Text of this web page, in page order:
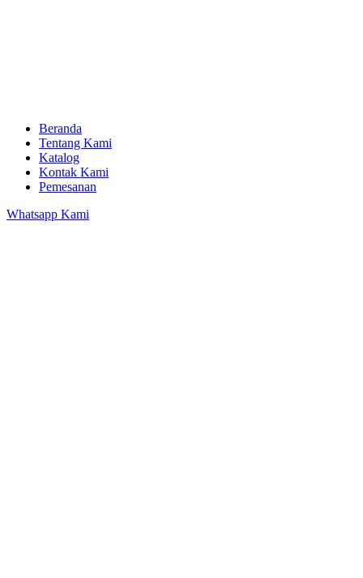
Beranda
Tentang Kami
Katalog
Kontak Kami
Pemesanan
Whatsapp Kami